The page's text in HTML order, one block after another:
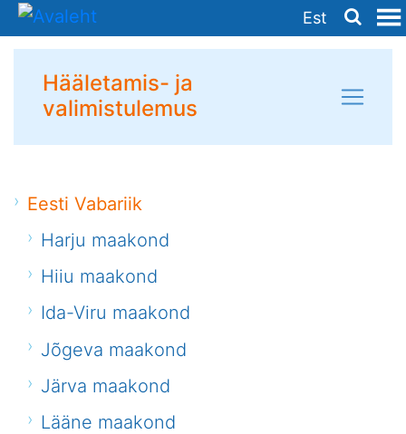
Est
Hääletamis- ja
valimistulemus
Eesti Vabariik
Harju maakond
Hiiu maakond
Ida-Viru maakond
Jõgeva maakond
Järva maakond
Lääne maakond